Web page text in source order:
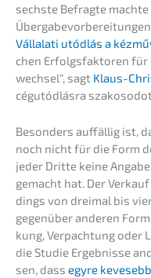
sechs­te Befrag­te
Vállala­ti utódlás a
chen Erfolgs­fak­to­ren
wechsel“, sagt Klaus-
cégutód­lás­ra
Beson­ders auffäl­lig ist,
noch nicht für die Form
jeder Dritte keine
gemacht hat. Der
dings von dreimal bis
gegen­über anderen
kung, Verpach­tung
die Studie Ergeb­nis­se
sen, dass egyre